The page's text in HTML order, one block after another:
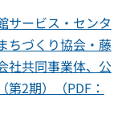
サービス・センタ
ちづくり協会・藤
社共同事業体、公
2期）（PDF：